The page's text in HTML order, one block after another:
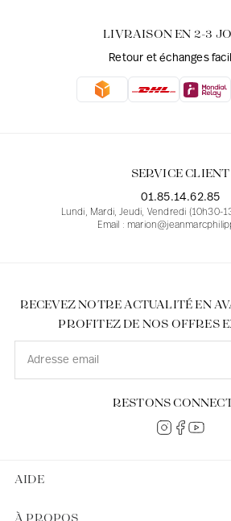
LIVRAISON EN 2-3
Retour et échanges
SERVICE CLIENT
01.85.14.62.85
Lundi, Mardi, Jeudi, Vendredi (10h30-
Email :
AIDE
RECEVEZ NOTRE ACTUALITÉ EN
PROFITEZ DE NOS OFFRES
RESTONS